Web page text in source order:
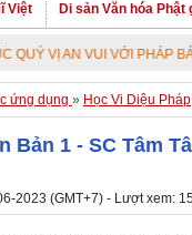
Việt Di sản Văn hóa Phật
AN VUI VỚI PHÁP BẢO CAO
ứng dụng » Học Vi Diệu Pháp
Bản 1 - SC Tâm
2023 (GMT+7) - Lượt xem: